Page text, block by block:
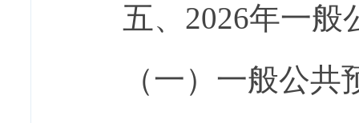
五、 2026年一般
（一）一般公